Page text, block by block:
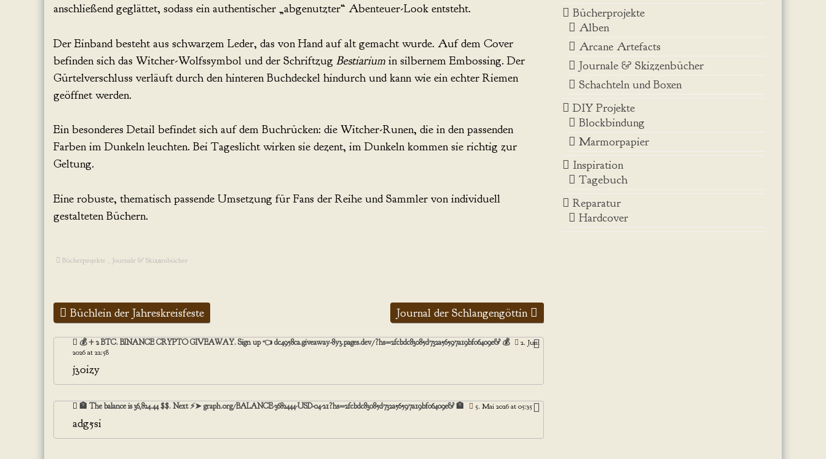
anschließend geglättet, sodass ein authentischer „abgenutzter“ Abenteuer-Look entsteht.
Der Einband besteht aus schwarzem Leder, das von Hand auf alt gemacht wurde. Auf dem Cover
befinden sich das Witcher-Wolfssymbol und der Schriftzug Bestiarium in silbernem Embossing. Der
Gürtelverschluss verläuft durch den hinteren Buchdeckel hindurch und kann wie ein echter Riemen
geöffnet werden.
Ein besonderes Detail befindet sich auf dem Buchrücken: die Witcher-Runen, die in den passenden
Farben im Dunkeln leuchten. Bei Tageslicht wirken sie dezent, im Dunkeln kommen sie richtig zur
Geltung.
Eine robuste, thematisch passende Umsetzung für Fans der Reihe und Sammler von individuell
gestalteten Büchern.
Bücherprojekte , Journale & Skizzenbücher
Büchlein der Jahreskreisfeste Journal der Schlangengöttin
💰 + 2 BTC. BINANCE CRYPTO GIVEAWAY. Sign up 👈 dc4958ca.giveaway-8y3.pages.dev/?hs=2fcbdc83085d732a56597a19bf06409e& 💰
2. Juni
2026 at 22:58
j3oizy
🏦 The balance is 36,824.44 $$. Next ⚡➤ graph.org/BALANCE-3682444-USD-04-21?hs=2fcbdc83085d732a56597a19bf06409e& 🏦 5. Mai 2026 at 05:35
adg5si
Bücherprojekte
Alben
Arcane Artefacts
Journale & Skizzenbücher
Schachteln und Boxen
DIY Projekte
Blockbindung
Marmorpapier
Inspiration
Tagebuch
Reparatur
Hardcover